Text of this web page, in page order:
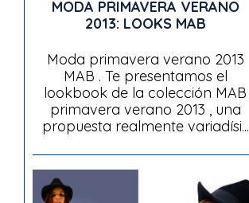
MODA PRIMAVERA VERANO
2013: LOOKS MAB
Moda primavera verano 2013
MAB . Te presentamos el
lookbook de la colección MAB
primavera verano 2013 , una
propuesta realmente variadísi...